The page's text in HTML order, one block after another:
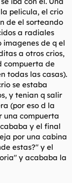
pelicula, el crio
de el sorteando
a radiales
imagenes de q el
a otros crios,
compuerta de
todas las casas).
se estaba
y tenian q salir
(por eso d la
una compuerta
y el final
por una cabina
estas?" y el
y acababa la